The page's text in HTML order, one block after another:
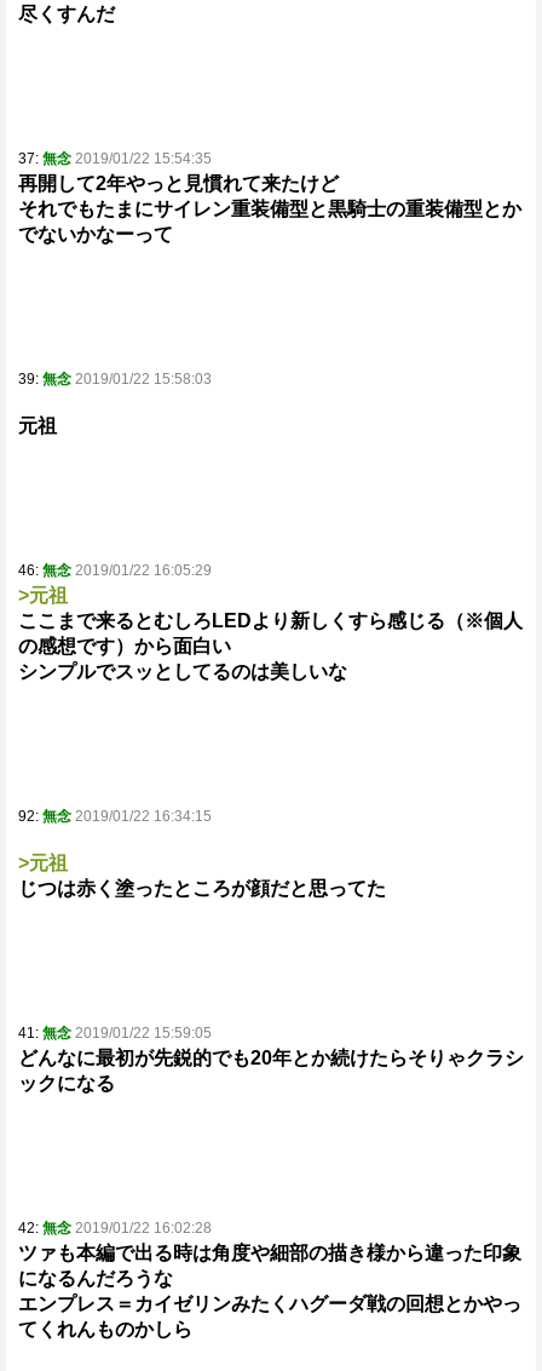
尽くすんだ
37: 無念 2019/01/22 15:54:35
再開して2年やっと見慣れて来たけど
それでもたまにサイレン重装備型と黒騎士の重装備型とか
でないかなーって
39: 無念 2019/01/22 15:58:03
元祖
46: 無念 2019/01/22 16:05:29
>元祖
ここまで来るとむしろLEDより新しくすら感じる（※個人
の感想です）から面白い
シンプルでスッとしてるのは美しいな
92: 無念 2019/01/22 16:34:15
>元祖
じつは赤く塗ったところが顔だと思ってた
41: 無念 2019/01/22 15:59:05
どんなに最初が先鋭的でも20年とか続けたらそりゃクラシ
ックになる
42: 無念 2019/01/22 16:02:28
ツァも本編で出る時は角度や細部の描き様から違った印象
になるんだろうな
エンプレス＝カイゼリンみたくハグーダ戦の回想とかやっ
てくれんものかしら